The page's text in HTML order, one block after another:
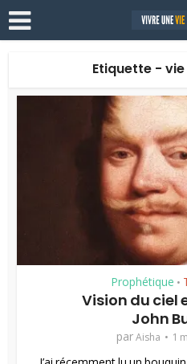
Etiquette -
Prophétique •
Vision du ciel
John
parAisha 1